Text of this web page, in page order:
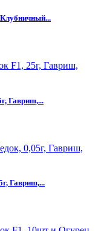
Гавриш,...
Гавриш,...